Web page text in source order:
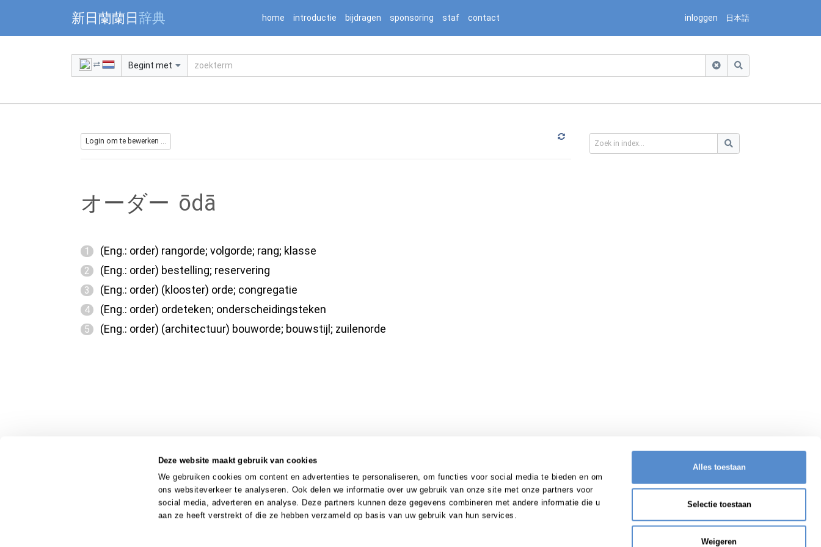
Deze website maakt gebruik van cookies
We gebruiken cookies om content en advertenties te personaliseren, om functies voor social media te bieden en om
ons websiteverkeer te analyseren. Ook delen we informatie over uw gebruik van onze site met onze partners voor
social media, adverteren en analyse. Deze partners kunnen deze gegevens combineren met andere informatie die u
aan ze heeft verstrekt of die ze hebben verzameld op basis van uw gebruik van hun services.
Alles toestaan
Selectie toestaan
Weigeren
Warning: Undefined array key "jnnjuid" in /mnt/web216/d2/76/52236976/htdocs/jnnj-prod/search.php on line 276
新日蘭蘭日辞典 home introductie bijdragen sponsoring staf contact inloggen 日本語
Begint met
Login om te bewerken ...
オーダー ōdā
1 (Eng.: order) rangorde; volgorde; rang; klasse
2 (Eng.: order) bestelling; reservering
3 (Eng.: order) (klooster) orde; congregatie
4 (Eng.: order) ordeteken; onderscheidingsteken
5 (Eng.: order) (architectuur) bouworde; bouwstijl; zuilenorde